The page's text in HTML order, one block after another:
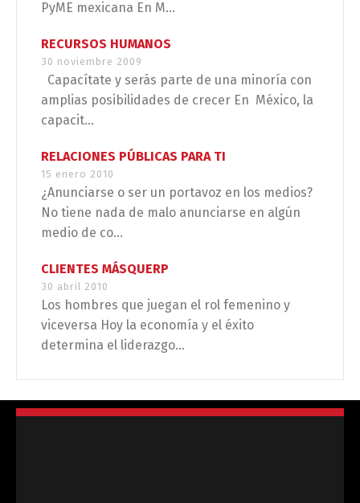
PyME mexicana En M...
RECURSOS HUMANOS
30 noviembre 2009
Capacítate y serás parte de una minoría con
amplias posibilidades de crecer En México, la
capacit...
RELACIONES PÚBLICAS PARA TI
15 enero 2010
¿Anunciarse o ser un portavoz en los medios?
No tiene nada de malo anunciarse en algún
medio de co...
CLIENTES MÁSQUERP
30 abril 2010
Los hombres que juegan el rol femenino y
viceversa Hoy la economía y el éxito
determina el liderazgo...